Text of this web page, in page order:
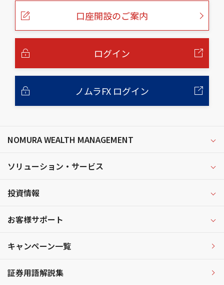
口座開設のご案内
ログイン
ノムラFX ログイン
NOMURA WEALTH MANAGEMENT
ソリューション・サービス
投資情報
お客様サポート
キャンペーン一覧
証券用語解説集